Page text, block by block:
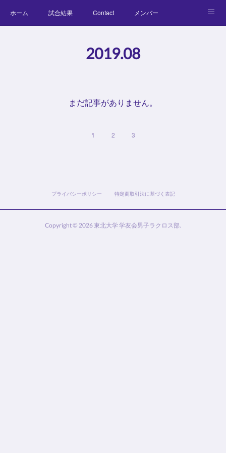
ホーム 試合結果 Contact メンバー
2019.08
まだ記事がありません。
1 2 3
プライバシーポリシー 特定商取引法に基づく表記
Copyright © 2026 東北大学 学友会男子ラクロス部.